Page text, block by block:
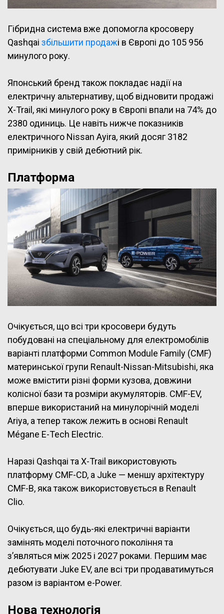
Гібридна система вже допомогла кросоверу
Qashqai збільшити продажі в Європі до 105 956
минулого року.
Японський бренд також покладає надії на
електричну альтернативу, щоб відновити продажі
X-Trail, які минулого року в Європі впали на 74% до
2380 одиниць. Це навіть нижче показників
електричного Nissan Ayira, який досяг 3182
примірників у свій дебютний рік.
Платформа
Очікується, що всі три кросовери будуть
побудовані на спеціальному для електромобілів
варіанті платформи Common Module Family (CMF)
материнської групи Renault-Nissan-Mitsubishi, яка
може вмістити різні форми кузова, довжини
колісної бази та розміри акумуляторів. CMF-EV,
вперше використаний на минулорічній моделі
Ariya, а тепер також лежить в основі Renault
Mégane E-Tech Electric.
Наразі Qashqai та X-Trail використовують
платформу CMF-CD, а Juke — меншу архітектуру
CMF-B, яка також використовується в Renault
Clio.
Очікується, що будь-які електричні варіанти
замінять моделі поточного покоління та
з’являться між 2025 і 2027 роками. Першим має
дебютувати Juke EV, але всі три продаватимуться
разом із варіантом e-Power.
Нова технологія